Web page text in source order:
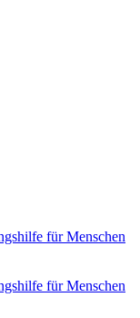
für Menschen
für Menschen